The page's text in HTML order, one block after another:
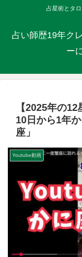
占星術とタ
占い師歴19年ク
ー
【2025年の
10日から1年
座」
Youtube動画